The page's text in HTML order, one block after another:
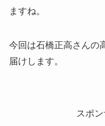
ますね。
今回は石橋正高さんの
届けします。
スポ